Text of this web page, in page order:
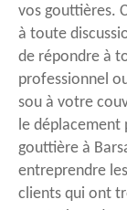
vos gouttières.
à toute
de répondre à
professionnel
sou à votre
le
gouttière à
entreprendre
clients qui ont